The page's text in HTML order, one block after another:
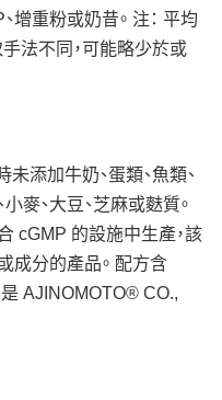
增重粉或奶昔。 注： 平均
法不同，可能略少於或
未添加牛奶、蛋類、魚類、
麥、大豆、芝麻或麩質。
cGMP 的設施中生產，該
成分的產品。 配方含
AJINOMOTO® CO.,